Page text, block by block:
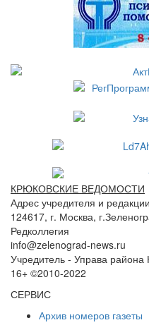
КРЮКОВСКИЕ ВЕДОМОСТИ
Адрес учредителя и
124617, г. Москва,
Редколлегия
info@zelenograd-news.ru
Учредитель - Управа
16+ ©2010-2022
СЕРВИС
Архив номеров газеты